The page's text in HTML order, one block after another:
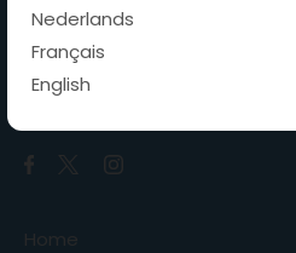
Nederlands
Français
English
Een auto waar ik
ik wil
Home